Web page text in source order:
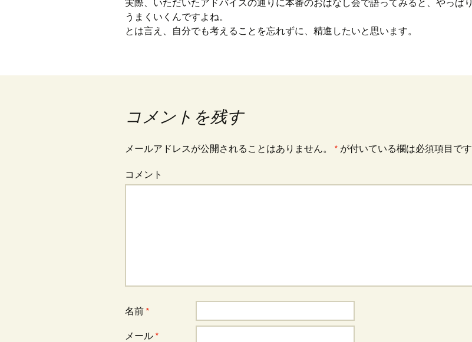
実際、いただいたアドバイスの通りに本番のおはなし会で語ってみると、やっぱり
うまくいくんですよね。
とは言え、自分でも考えることを忘れずに、精進したいと思います。
コメントを残す
メールアドレスが公開されることはありません。 * が付いている欄は必須項目です
コメント
名前 *
メール *